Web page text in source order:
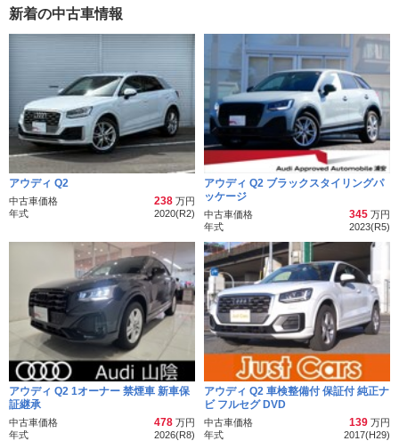
新着の中古車情報
アウディ Q2
中古車価格 238 万円
年式
2020(R2)
アウディ Q2 ブラックスタイリングパ
ッケージ
中古車価格 345 万円
年式
2023(R5)
アウディ Q2 1オーナー 禁煙車 新車保
証継承
中古車価格 478 万円
年式
2026(R8)
アウディ Q2 車検整備付 保証付 純正ナ
ビ フルセグ DVD
中古車価格 139 万円
年式
2017(H29)